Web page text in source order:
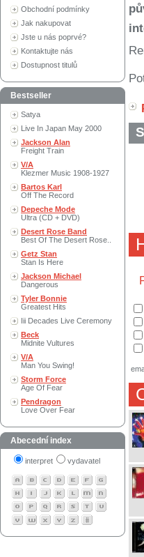
Obchodní podmínky
Jak nakupovat
Jste u nás poprvé?
Kontaktujte nás
Dostupnost titulů
Bestseller
Satya
Live In Japan May 2000
Jackson Alan
Freight Train
V/A
Klezmer Music 1908-1927
Bartos Karl
Off The Record
Depeche Mode
Ultra (CD + DVD)
Desert Rose Band
Best Of The Desert Rose..
Getz Stan
Stan Is Here
Jackson Michael
Dangerous
Tyler Bonnie
Greatest Hits
Iii Decades Live Ceremony
Beck
Midnite Vultures
V/A
Man You Swing!
Storm Force
Age Of Fear
Pendragon
Love Over Fear
Abecední index
interpret vydavatel